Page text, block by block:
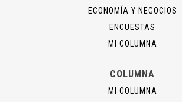
ECONOMÍA Y NEGOCIOS
ENCUESTAS
MI COLUMNA
COLUMNA
MI COLUMNA